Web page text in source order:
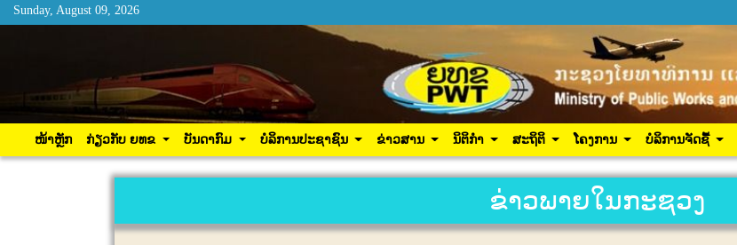
Sunday, August 09, 2026
ໜ້າຫຼັກ ກ່ຽວກັບ ຍທຂ ບັນດາກົມ ບໍລິການປະຊາຊົນ ຂ່າວສານ ນິຕິກຳ ສະຖິຕິ ໂຄງການ
Sunday, August 09, 2026
ໜ້າຫຼັກ ກ່ຽວກັບ ຍທຂ ບັນດາກົມ ບໍລິການປະຊາຊົນ ຂ່າວສານ ນິຕິກຳ ສະຖິຕິ ໂຄງການ ບໍລິການຈັດຊື້
ຂ່າວພາຍໃນກະຊວງ